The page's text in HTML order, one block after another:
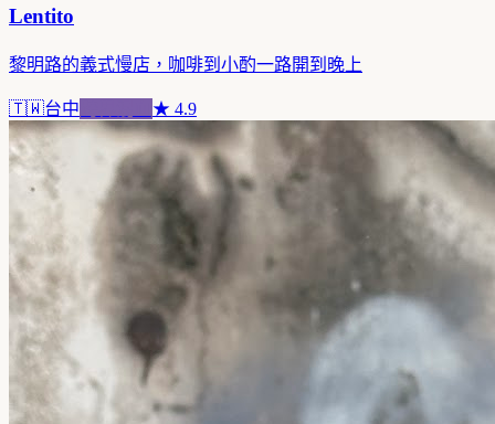
Lentito
黎明路的義式慢店，咖啡到小酌一路開到晚上
🇹🇼台中 ★ 4.9